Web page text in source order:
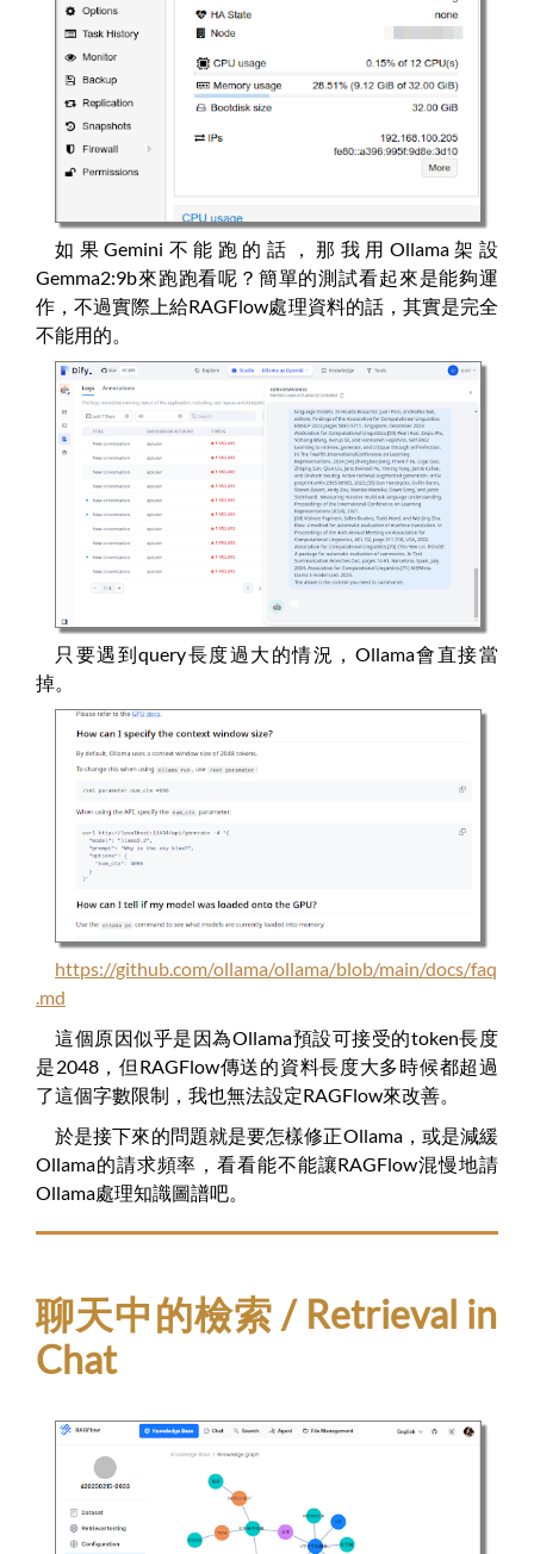
如果Gemini不能跑的話，那我用Ollama架設
Gemma2:9b來跑跑看呢？簡單的測試看起來是能夠運
作，不過實際上給RAGFlow處理資料的話，其實是完全
不能用的。
只要遇到query長度過大的情況，Ollama會直接當
掉。
https://github.com/ollama/ollama/blob/main/docs/faq
.md
這個原因似乎是因為Ollama預設可接受的token長度
是2048，但RAGFlow傳送的資料長度大多時候都超過
了這個字數限制，我也無法設定RAGFlow來改善。
於是接下來的問題就是要怎樣修正Ollama，或是減緩
Ollama的請求頻率，看看能不能讓RAGFlow混慢地請
Ollama處理知識圖譜吧。
聊天中的檢索 / Retrieval in
Chat